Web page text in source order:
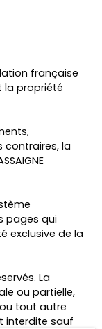
française
la propriété
la
pages qui
exclusive de la
La
ou partielle,
tout autre
interdite sauf